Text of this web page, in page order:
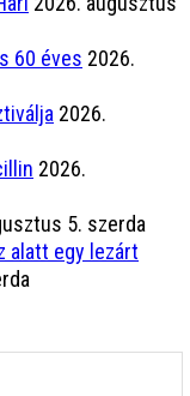
60 éves 2026.
2026.
2026.
5. szerda
alatt egy lezárt